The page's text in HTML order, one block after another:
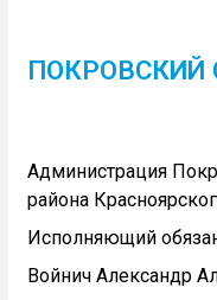
ПОКРОВСКИЙ
Администрация
района
Исполняющий
Войнич Александр